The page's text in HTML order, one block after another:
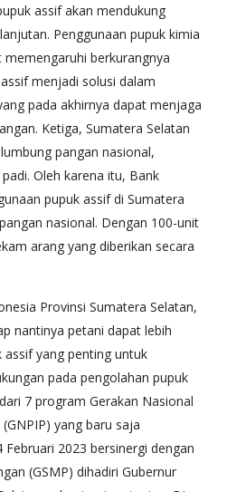
assif akan mendukung
Penggunaan pupuk kimia
berkurangnya
menjadi solusi dalam
pada akhirnya dapat menjaga
Ketiga, Sumatera Selatan
pangan nasional,
Oleh karena itu, Bank
pupuk assif di Sumatera
nasional. Dengan 100-unit
arang yang diberikan secara
Provinsi Sumatera Selatan,
nantinya petani dapat lebih
yang penting untuk
pada pengolahan pupuk
7 program Gerakan Nasional
yang baru saja
2023 bersinergi dengan
(GSMP) dihadiri Gubernur